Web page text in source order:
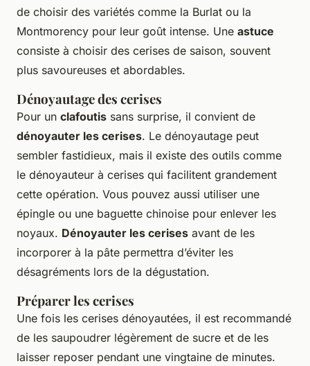
de choisir des variétés comme la Burlat ou la
Montmorency pour leur goût intense. Une astuce
consiste à choisir des cerises de saison, souvent
plus savoureuses et abordables.
Dénoyautage des cerises
Pour un clafoutis sans surprise, il convient de
dénoyauter les cerises. Le dénoyautage peut
sembler fastidieux, mais il existe des outils comme
le dénoyauteur à cerises qui facilitent grandement
cette opération. Vous pouvez aussi utiliser une
épingle ou une baguette chinoise pour enlever les
noyaux. Dénoyauter les cerises avant de les
incorporer à la pâte permettra d’éviter les
désagréments lors de la dégustation.
Préparer les cerises
Une fois les cerises dénoyautées, il est recommandé
de les saupoudrer légèrement de sucre et de les
laisser reposer pendant une vingtaine de minutes.